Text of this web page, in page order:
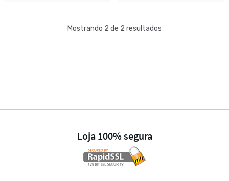
Mostrando 2 de 2 resultados